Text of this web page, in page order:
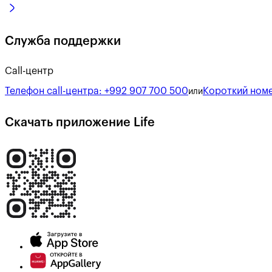
Служба поддержки
Call-центр
Телефон call-центра: +992 907 700 500или Короткий
Скачать приложение Life